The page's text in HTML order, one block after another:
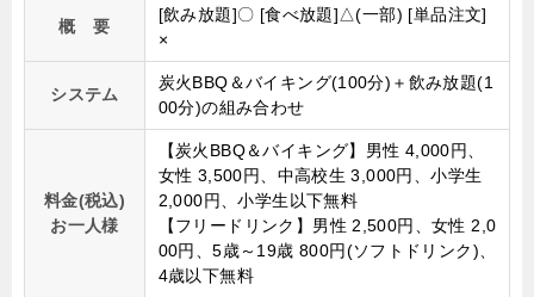
概 要
[飲み放題]〇 [食べ放題]△(一部) [単品注文]
×
システム
炭火BBQ＆バイキング(100分)＋飲み放題(1
00分)の組み合わせ
料金(税込)
お一人様
【炭火BBQ＆バイキング】男性 4,000円、
女性 3,500円、中高校生 3,000円、小学生
2,000円、小学生以下無料
【フリードリンク】男性 2,500円、女性 2,0
00円、5歳～19歳 800円(ソフトドリンク)、
4歳以下無料